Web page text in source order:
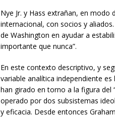
Nye Jr. y Hass extrañan, en modo
internacional, con socios y
de Washington en ayudar a
importante que nunca”.
En este contexto descriptivo, y
variable analítica independiente
han girado en torno a la figura del
operado por dos subsistemas
y eficacia. Desde entonces